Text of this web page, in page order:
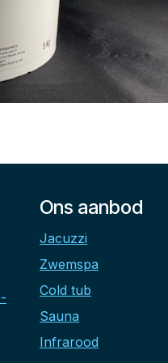
Ons aanbod
Jacuzzi
Zwemspa
Cold tub
Sauna
Infrarood